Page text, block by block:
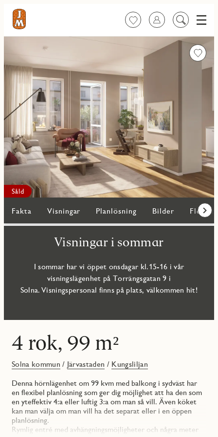
FavoriterLogga in
Sök
innehåll
Meny
Såld
Fakta Visningar Planlösning Bilder Fler
Visningar i sommar
I sommar har vi öppet onsdagar kl.15-16 i vår
visningslägenhet på Torrängsgatan 9 i
Solna. Visningspersonal finns på plats, välkommen hit!
4 rok, 99 m²
Solna kommun / Järvastaden / Kungsliljan
Denna hörnlägenhet om 99 kvm med balkong i sydväst har
en flexibel planlösning som ger dig möjlighet att ha den som
en yteffektiv 4:a eller luftig 3:a om man så vill. Även köket
kan man välja om man vill ha det separat eller i en öppen
planlösning.
Rymlig entré med avhängningsmöjligheter och några meter